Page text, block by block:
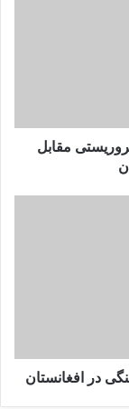
مقابل
در افغانستان